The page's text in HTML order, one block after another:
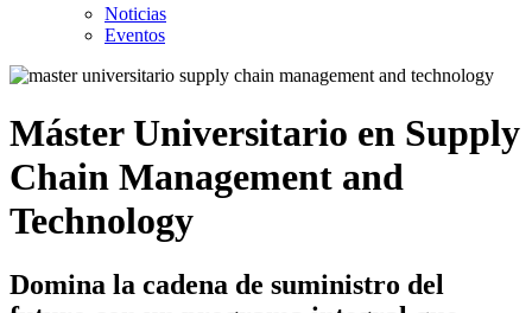
Noticias
Eventos
Máster Universitario en Supply
Chain Management and
Technology
Domina la cadena de suministro del